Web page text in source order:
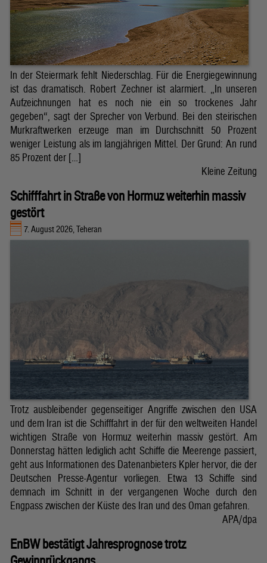
In der Steiermark fehlt Niederschlag. Für die Energiegewinnung
ist das dramatisch. Robert Zechner ist alarmiert. „In unseren
Aufzeichnungen hat es noch nie ein so trockenes Jahr
gegeben“, sagt der Sprecher von Verbund. Bei den steirischen
Murkraftwerken erzeuge man im Durchschnitt 50 Prozent
weniger Leistung als im langjährigen Mittel. Der Grund: An rund
85 Prozent der […]
Kleine Zeitung
Schifffahrt in Straße von Hormuz weiterhin massiv
gestört
7. August 2026, Teheran
Trotz ausbleibender gegenseitiger Angriffe zwischen den USA
und dem Iran ist die Schifffahrt in der für den weltweiten Handel
wichtigen Straße von Hormuz weiterhin massiv gestört. Am
Donnerstag hätten lediglich acht Schiffe die Meerenge passiert,
geht aus Informationen des Datenanbieters Kpler hervor, die der
Deutschen Presse-Agentur vorliegen. Etwa 13 Schiffe sind
demnach im Schnitt in der vergangenen Woche durch den
Engpass zwischen der Küste des Iran und des Oman gefahren.
APA/dpa
EnBW bestätigt Jahresprognose trotz